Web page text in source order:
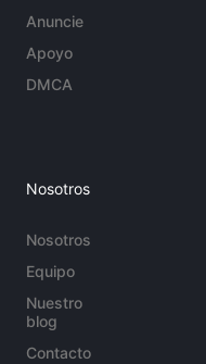
Anuncie
Apoyo
DMCA
Nosotros
Nosotros
Equipo
Nuestro
blog
Contacto